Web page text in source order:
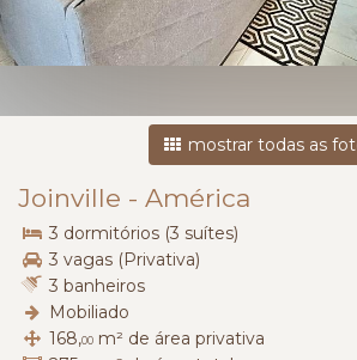
mostrar todas as
Joinville - América
3 dormitórios (3 suítes)
3 vagas (Privativa)
3 banheiros
Mobiliado
168,00 m² de área privativa